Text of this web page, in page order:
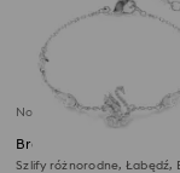
Nowość
Bransoletka Swan
Szlify różnorodne, Łabędź,